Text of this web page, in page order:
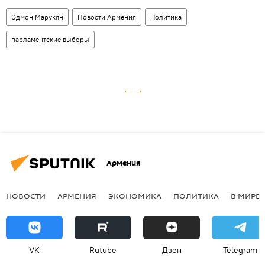
Эдмон Марукян Новости Армения Политика
парламентские выборы
Армения
НОВОСТИ АРМЕНИЯ ЭКОНОМИКА ПОЛИТИКА В МИРЕ
VK Rutube Дзен Telegram